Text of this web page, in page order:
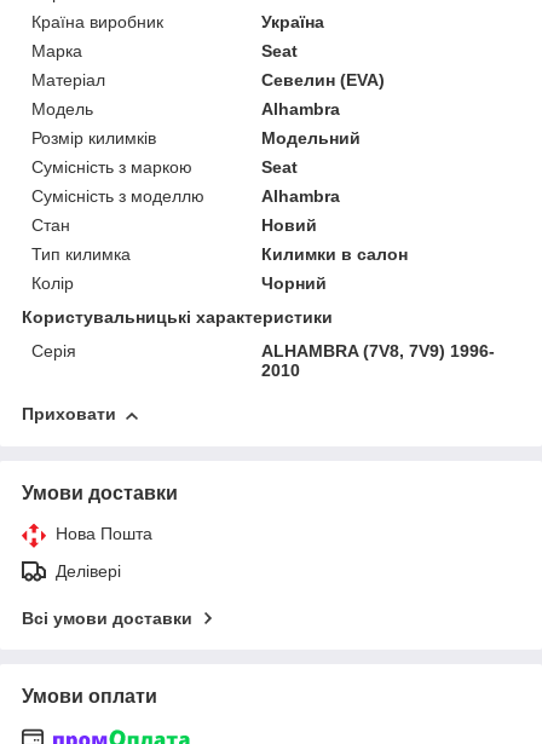
Країна виробник
Україна
Марка
Seat
Матеріал
Севелин (EVA)
Модель
Alhambra
Розмір килимків
Модельний
Сумісність з маркою
Seat
Сумісність з моделлю
Alhambra
Стан
Новий
Тип килимка
Килимки в салон
Колір
Чорний
Користувальницькі характеристики
Серія
ALHAMBRA (7V8, 7V9) 1996-
2010
Приховати
Умови доставки
Нова Пошта
Делівері
Всі умови доставки
Умови оплати